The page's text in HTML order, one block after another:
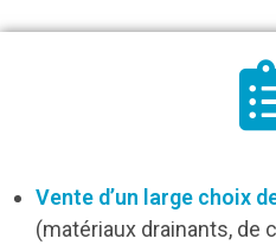
Vente d’un large choix
(matériaux drainants, de